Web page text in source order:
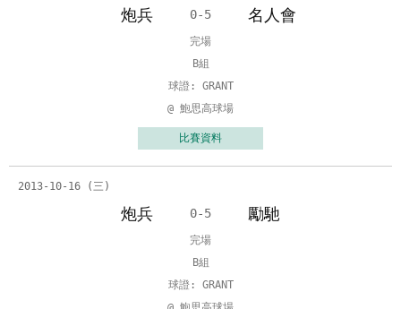
炮兵 0-5 名人會
完場
B組
球證: GRANT
@ 鮑思高球場
比賽資料
2013-10-16 (三)
炮兵 0-5 勵馳
完場
B組
球證: GRANT